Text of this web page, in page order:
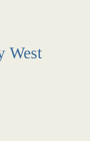
West